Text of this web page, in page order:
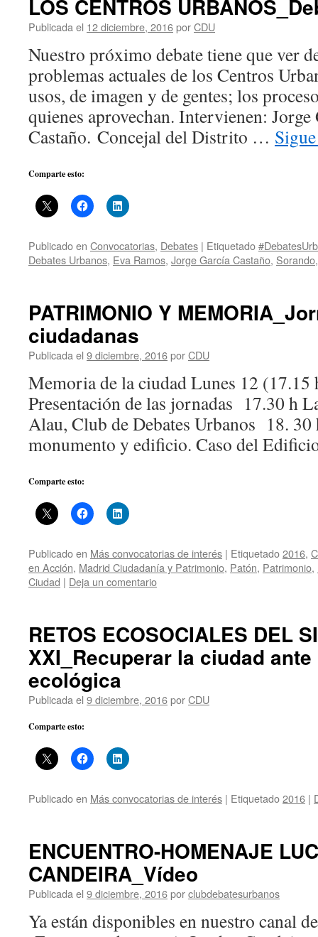
LOS CENTROS
Publicada el 12 diciembre, 2016porCDU
Nuestro próximo debate tiene que ver
problemas actuales de los Centros
usos, de imagen y de gentes; los
quienes aprovechan. Intervienen: Jorge
Castaño. Concejal del Distrito …
Comparte esto:
Publicado en Convocatorias, Debates | Etiquetado
Debates Urbanos, Eva Ramos, Jorge García Castaño, Sorando
PATRIMONIO Y
ciudadanas
Publicada el 9 diciembre, 2016porCDU
Memoria de la ciudad Lunes 12
Presentación de las jornadas 17.30 h
Alau, Club de Debates Urbanos 18.
monumento y edificio. Caso del
Comparte esto:
Publicado en Más convocatorias de interés | Etiquetado2016,
en Acción, Madrid Ciudadanía y Patrimonio, Patón, Patrimonio,
Ciudad | Deja un comentario
RETOS ECOSOCIALES DEL
XXI_Recuperar la ciudad
ecológica
Publicada el 9 diciembre, 2016porCDU
Comparte esto:
Publicado en Más convocatorias de interés | Etiquetado2016 |
ENCUENTRO-HOMENAJE
CANDEIRA_Vídeo
Publicada el 9 diciembre, 2016porclubdebatesurbanos
Ya están disponibles en nuestro canal